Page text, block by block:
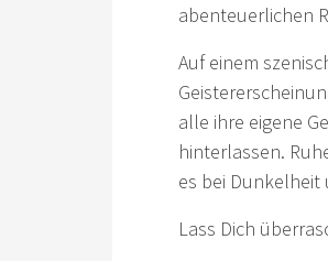
abenteuerlichen
Auf einem
alle ihre eigene
hinterlassen.
es bei Dunkelheit
Lass Dich